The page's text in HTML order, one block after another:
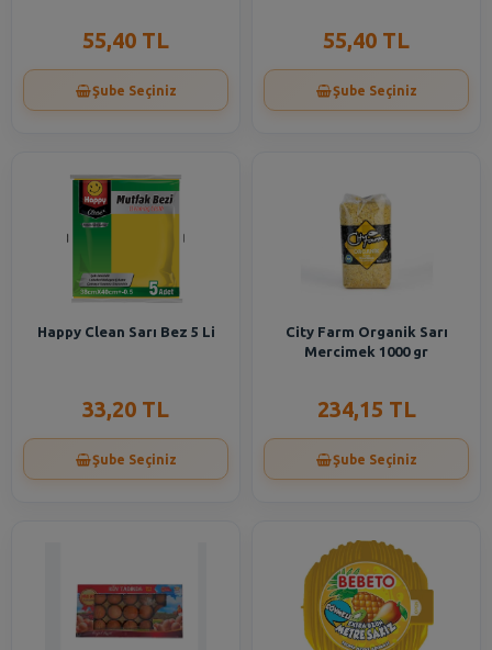
55,40 TL
Şube Seçiniz
55,40 TL
Şube Seçiniz
Happy Clean Sarı Bez 5 Li
33,20 TL
Şube Seçiniz
City Farm Organik Sarı
Mercimek 1000 gr
234,15 TL
Şube Seçiniz